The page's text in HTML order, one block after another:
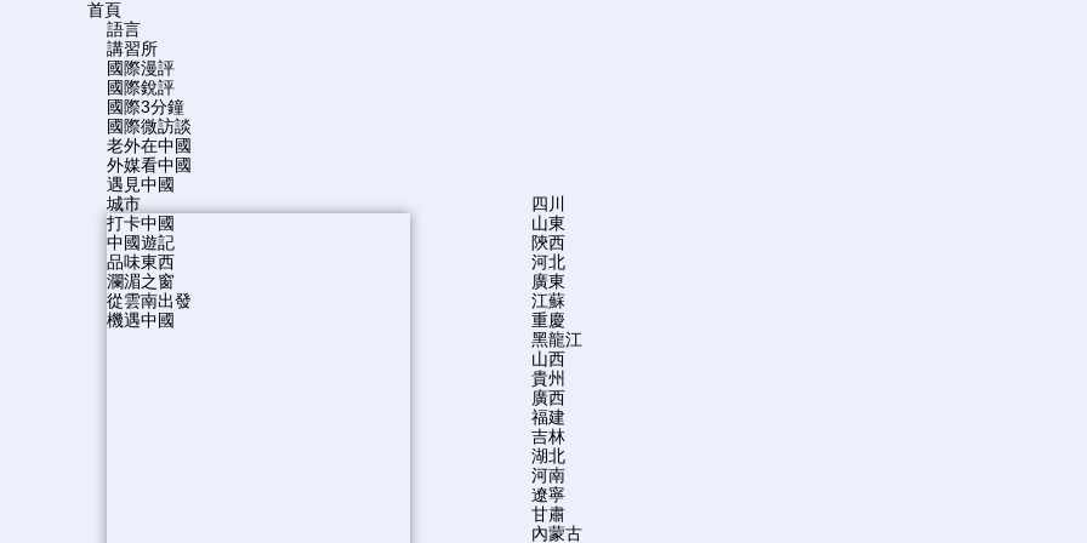
首頁
語言
講習所
國際漫評
國際銳評
國際3分鐘
國際微訪談
老外在中國
外媒看中國
遇見中國
城市
打卡中國
中國遊記
品味東西
瀾湄之窗
從雲南出發
機遇中國
四川
山東
陝西
河北
廣東
江蘇
重慶
黑龍江
山西
貴州
廣西
福建
吉林
湖北
河南
遼寧
甘肅
內蒙古